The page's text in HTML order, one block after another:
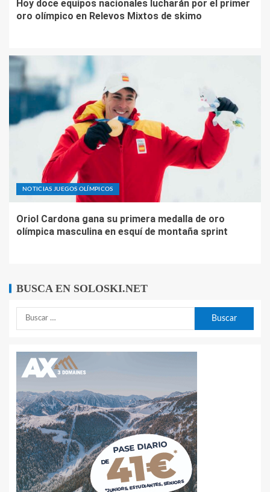
Hoy doce equipos nacionales lucharán por el primer
oro olímpico en Relevos Mixtos de skimo
NOTICIAS JUEGOS OLÍMPICOS
Oriol Cardona gana su primera medalla de oro
olímpica masculina en esquí de montaña sprint
BUSCA EN SOLOSKI.NET